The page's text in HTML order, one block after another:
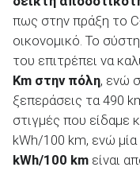
πως στην πράξη το
οικονομικό. Το
του επιτρέπει να
Km στην πόλη, ενώ
ξεπεράσεις τα 490
στιγμές που είδαμε
kWh/100 km, ενώ μία
kWh/100 km είναι